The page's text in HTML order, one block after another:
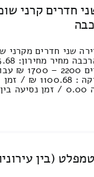
חדרים קרני
שני חדרים מקרני
אלה שבטווח המחירים
(בין